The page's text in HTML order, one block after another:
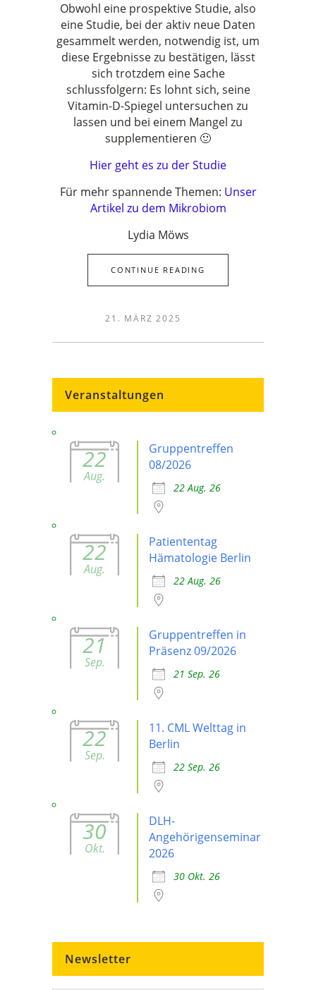
Obwohl eine prospektive Studie, also
eine Studie, bei der aktiv neue Daten
gesammelt werden, notwendig ist, um
diese Ergebnisse zu bestätigen, lässt
sich trotzdem eine Sache
schlussfolgern: Es lohnt sich, seine
Vitamin-D-Spiegel untersuchen zu
lassen und bei einem Mangel zu
supplementieren 🙂
Hier geht es zu der Studie
Für mehr spannende Themen: Unser
Artikel zu dem Mikrobiom
Lydia Möws
CONTINUE READING
21. MÄRZ 2025
Veranstaltungen
22
Aug.
Gruppentreffen
08/2026
22 Aug. 26
22
Aug.
Patiententag
Hämatologie Berlin
22 Aug. 26
21
Sep.
Gruppentreffen in
Präsenz 09/2026
21 Sep. 26
22
Sep.
11. CML Welttag in
Berlin
22 Sep. 26
30
Okt.
DLH-
Angehörigenseminar
2026
30 Okt. 26
Newsletter